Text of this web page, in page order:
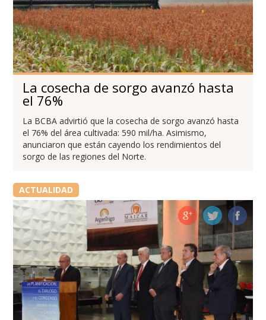
La cosecha de sorgo avanzó hasta
el 76%
La BCBA advirtió que la cosecha de sorgo avanzó hasta
el 76% del área cultivada: 590 mil/ha. Asimismo,
anunciaron que están cayendo los rendimientos del
sorgo de las regiones del Norte.
ACTUALIDAD